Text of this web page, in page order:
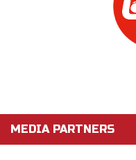
MEDIA PARTNERS